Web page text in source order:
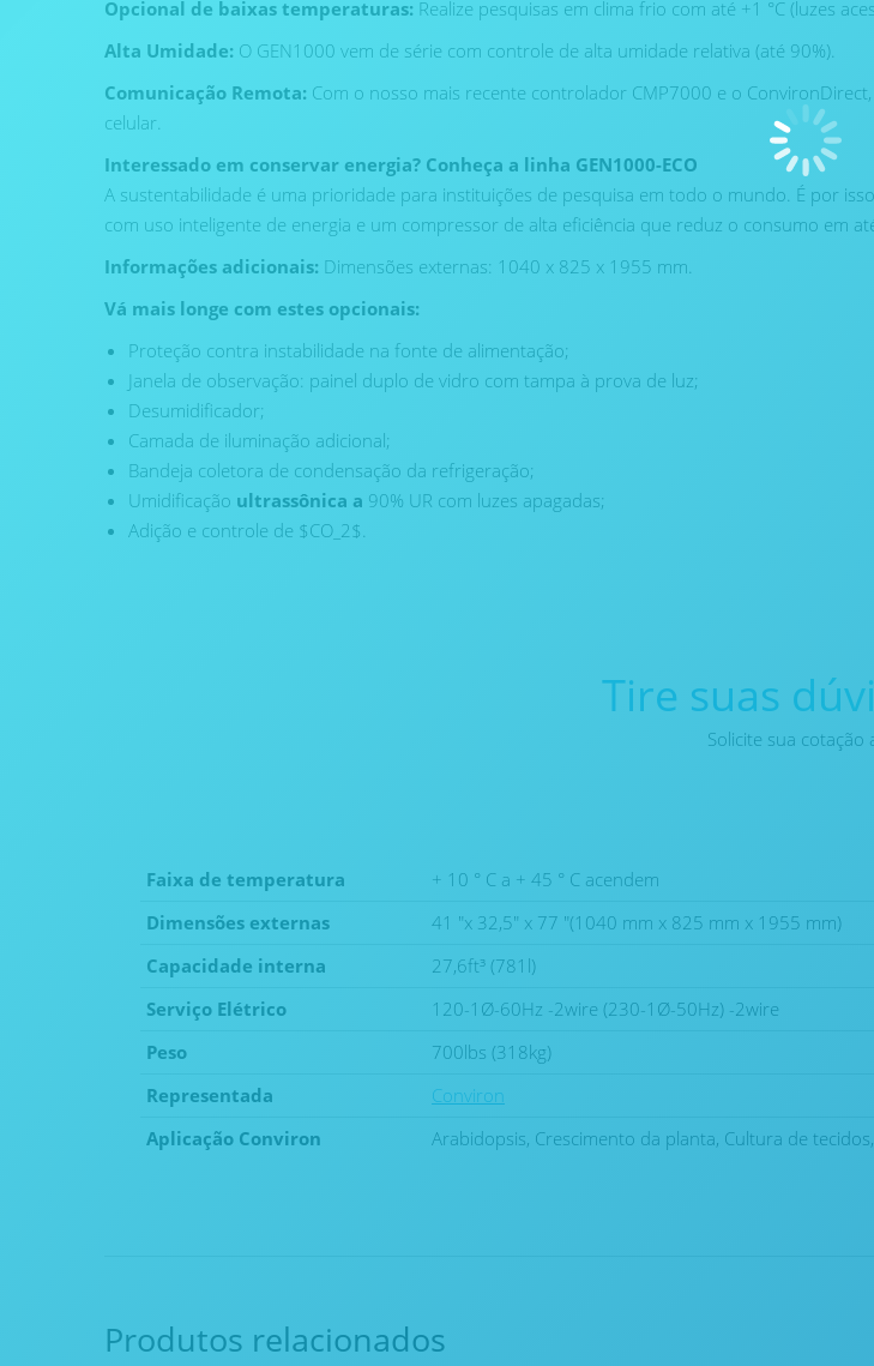
Opcional de baixas temperaturas: Realize pesquisas em clima frio com até +1 °C (luzes
Alta Umidade: O GEN1000 vem de série com controle de alta umidade relativa (até 90%).
Comunicação Remota: Com o nosso mais recente controlador CMP7000 e o
celular.
Interessado em conservar energia? Conheça a linha GEN1000-ECO
A sustentabilidade é uma prioridade para instituições de pesquisa em todo o mundo. É por
com uso inteligente de energia e um compressor de alta eficiência que reduz o consumo em
Informações adicionais: Dimensões externas: 1040 x 825 x 1955 mm.
Vá mais longe com estes opcionais:
Proteção contra instabilidade na fonte de alimentação;
Janela de observação: painel duplo de vidro com tampa à prova de luz;
Desumidificador;
Camada de iluminação adicional;
Bandeja coletora de condensação da refrigeração;
Umidificação ultrassônica a 90% UR com luzes apagadas;
Adição e controle de $CO_2$
Tire suas
Solicite sua cotação
Faixa de temperatura
+ 10 ° C a + 45 ° C acendem
Dimensões externas
41 "x 32,5" x 77 "(1040 mm x 825 mm x 1955 mm)
Capacidade interna
27,6ft³ (781l)
Serviço Elétrico
120-1Ø-60Hz -2wire (230-1Ø-50Hz) -2wire
Peso
700lbs (318kg)
Representada
Conviron
Aplicação Conviron
Arabidopsis, Crescimento da planta, Cultura de
Produtos relacionados